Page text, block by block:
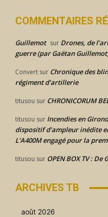
COMMENTAIRES
Guillemot sur Drones, de
guerre (par Gaëtan
Convert sur Chronique des
régiment d’artillerie
titusou sur CHRONICORUM
titusou sur Incendies en
dispositif d’ampleur inédite
L’A400M engagé pour la
titusou sur OPEN BOX TV :
ARCHIVES TB
août 2026